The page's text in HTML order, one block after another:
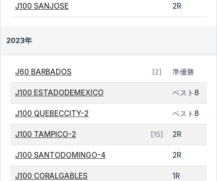
J100 SANJOSE 2R
2023年
J60 BARBADOS [2] 準優勝
J100 ESTADODEMEXICO ベスト8
J100 QUEBECCITY-2 ベスト8
J100 TAMPICO-2 [15] 2R
J100 SANTODOMINGO-4 2R
J100 CORALGABLES 1R